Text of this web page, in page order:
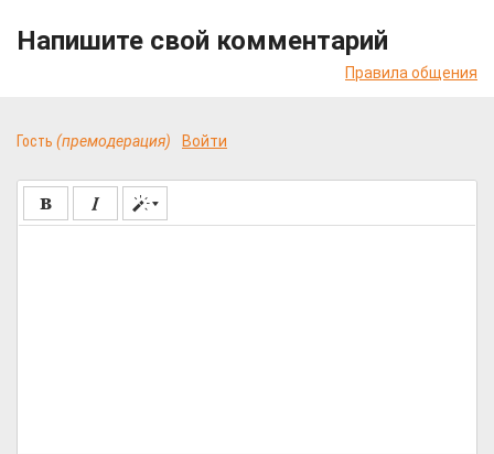
Напишите свой комментарий
Правила общения
Гость (премодерация) Войти